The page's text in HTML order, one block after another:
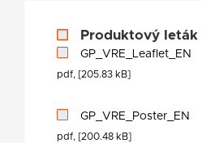
Produktový leták
GP_VRE_Leaflet_EN
pdf, [205.83 kB]
GP_VRE_Poster_EN
pdf, [200.48 kB]